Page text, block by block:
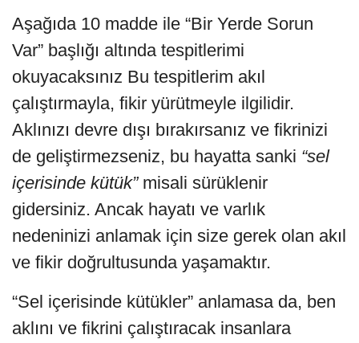
Aşağıda 10 madde ile “Bir Yerde Sorun
Var” başlığı altında tespitlerimi
okuyacaksınız Bu tespitlerim akıl
çalıştırmayla, fikir yürütmeyle ilgilidir.
Aklınızı devre dışı bırakırsanız ve fikrinizi
de geliştirmezseniz, bu hayatta sanki “sel
içerisinde kütük”misali sürüklenir
gidersiniz. Ancak hayatı ve varlık
nedeninizi anlamak için size gerek olan akıl
ve fikir doğrultusunda yaşamaktır.
“Sel içerisinde kütükler” anlamasa da, ben
aklını ve fikrini çalıştıracak insanlara